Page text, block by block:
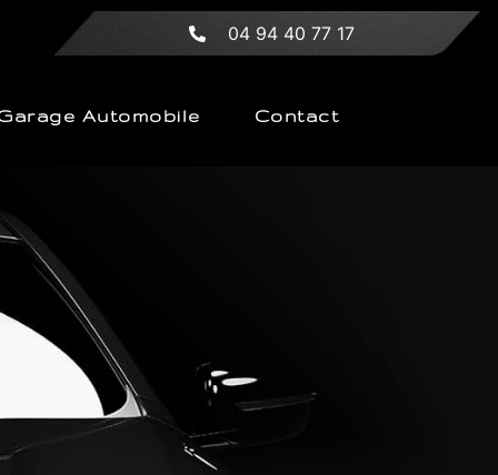
04 94 40 77 17
Automobile Contact